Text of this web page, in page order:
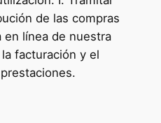
de las compras
en línea de nuestra
facturación y el